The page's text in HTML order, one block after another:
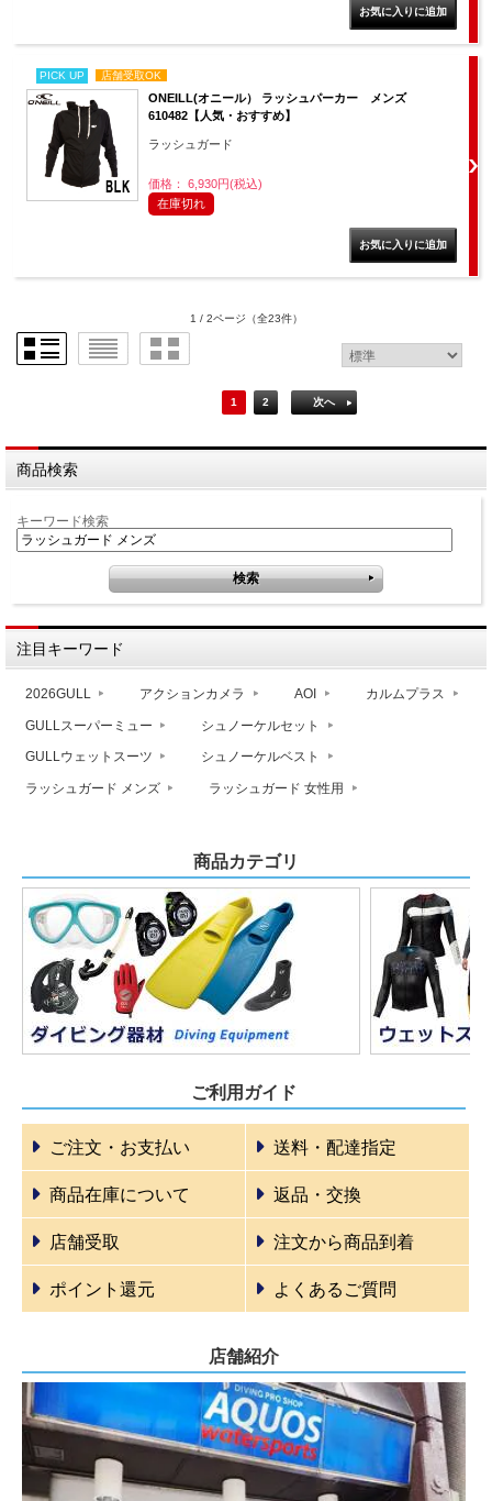
PICK UP 店舗受取OK
ONEILL(オニール） ラッシュパーカー メンズ
610482【人気・おすすめ】
ラッシュガード
価格： 6,930円(税込)
在庫切れ
1 / 2ページ （全23件）
1 2 次へ
商品検索
キーワード検索
注目キーワード
2026GULL アクションカメラ AOI カルムプラス
GULLスーパーミュー シュノーケルセット
GULLウェットスーツ シュノーケルベスト
ラッシュガード メンズ ラッシュガード 女性用
商品カテゴリ
ご利用ガイド
ご注文・お支払い 送料・配達指定
商品在庫について 返品・交換
店舗受取 注文から商品到着
ポイント還元 よくあるご質問
店舗紹介